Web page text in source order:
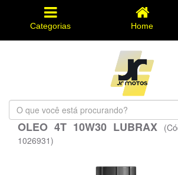
Categorias Home
O
que
você
está
OLEO 4T 10W30 LUBRAX
1026931)